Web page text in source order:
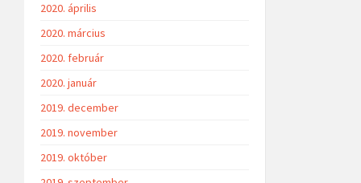
2020. április
2020. március
2020. február
2020. január
2019. december
2019. november
2019. október